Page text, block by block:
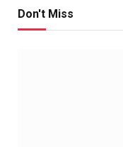
Don't Miss